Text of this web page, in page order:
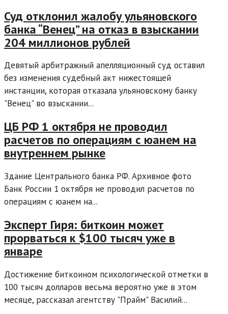
Суд отклонил жалобу ульяновского
банка “Венец” на отказ в взыскании
204 миллионов рублей
Девятый арбитражный апелляционный суд оставил
без изменения судебный акт нижестоящей
инстанции, которая отказала ульяновскому банку
"Венец" во взыскании...
ЦБ РФ 1 октября не проводил
расчетов по операциям с юанем на
внутреннем рынке
Здание Центрального банка РФ. Архивное фото
Банк России 1 октября не проводил расчетов по
операциям с юанем на...
Эксперт Гиря: биткоин может
прорваться к $100 тысяч уже в
январе
Достижение биткоином психологической отметки в
100 тысяч долларов весьма вероятно уже в этом
месяце, рассказал агентству "Прайм" Василий...